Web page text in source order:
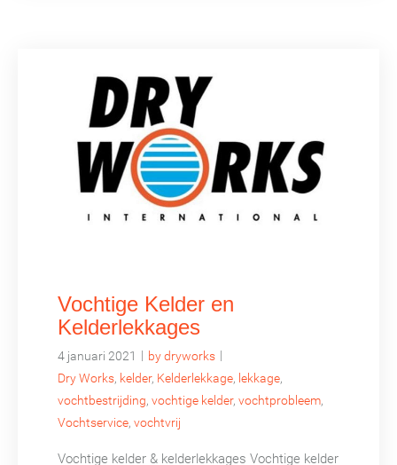
Vochtige Kelder en
Kelderlekkages
4 januari 2021 | by dryworks |
Dry Works, kelder, Kelderlekkage, lekkage,
vochtbestrijding, vochtige kelder, vochtprobleem,
Vochtservice, vochtvrij
Vochtige kelder & kelderlekkages Vochtige kelder